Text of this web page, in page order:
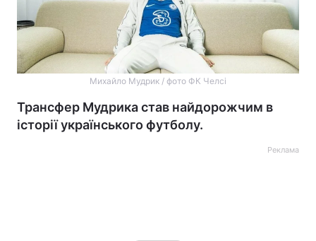
Михайло Мудрик / фото ФК Челсі
Трансфер Мудрика став найдорожчим в
історії українського футболу.
Реклама